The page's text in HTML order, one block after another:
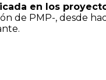
en los
de PMP-, desde